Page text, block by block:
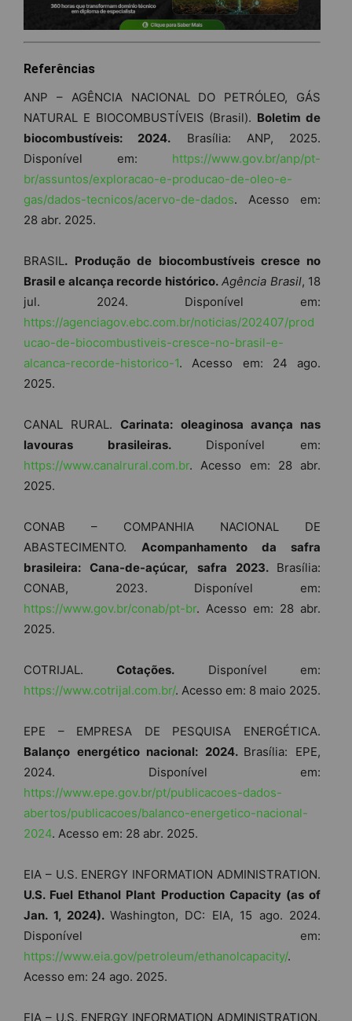
Referências
ANP – AGÊNCIA NACIONAL DO PETRÓLEO, GÁS
NATURAL E BIOCOMBUSTÍVEIS (Brasil). Boletim de
biocombustíveis: 2024. Brasília: ANP, 2025.
Disponível em: https://www.gov.br/anp/pt-
br/assuntos/exploracao-e-producao-de-oleo-e-
gas/dados-tecnicos/acervo-de-dados. Acesso em:
28 abr. 2025.
BRASIL . Produção de biocombustíveis cresce no
Brasil e alcança recorde histórico. Agência Brasil, 18
jul. 2024. Disponível em:
https://agenciagov.ebc.com.br/noticias/202407/prod
ucao-de-biocombustiveis-cresce-no-brasil-e-
alcanca-recorde-historico-1. Acesso em: 24 ago.
2025.
CANAL RURAL.Carinata: oleaginosa avança nas
lavouras brasileiras.Disponível em:
https://www.canalrural.com.br. Acesso em: 28 abr.
2025.
CONAB – COMPANHIA NACIONAL DE
ABASTECIMENTO. Acompanhamento da safra
brasileira: Cana-de-açúcar, safra 2023. Brasília:
CONAB, 2023. Disponível em:
https://www.gov.br/conab/pt-br. Acesso em: 28 abr.
2025.
COTRIJAL.Cotações. Disponível em:
https://www.cotrijal.com.br/. Acesso em: 8 maio 2025.
EPE – EMPRESA DE PESQUISA ENERGÉTICA.
Balanço energético nacional: 2024. Brasília: EPE,
2024. Disponível em:
https://www.epe.gov.br/pt/publicacoes-dados-
abertos/publicacoes/balanco-energetico-nacional-
2024. Acesso em: 28 abr. 2025.
EIA – U.S. ENERGY INFORMATION ADMINISTRATION.
U.S. Fuel Ethanol Plant Production Capacity (as of
Jan. 1, 2024). Washington, DC: EIA, 15 ago. 2024.
Disponível em:
https://www.eia.gov/petroleum/ethanolcapacity/.
Acesso em: 24 ago. 2025.
EIA – U.S. ENERGY INFORMATION ADMINISTRATION.